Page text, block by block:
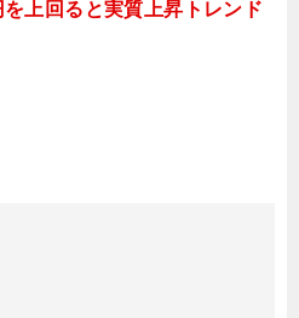
上回ると実質上昇トレンド